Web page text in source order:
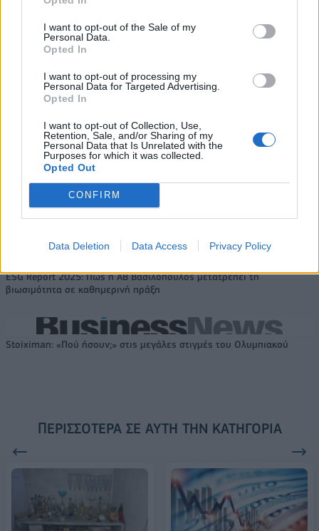
I want to opt-out of the Sale of my
Personal Data.
Opted In
I want to opt-out of processing my
Personal Data for Targeted Advertising.
Opted In
I want to opt-out of Collection, Use,
Retention, Sale, and/or Sharing of my
Personal Data that Is Unrelated with the
Purposes for which it was collected.
Opted Out
CONFIRM
Data Deletion Data Access Privacy Policy
Coca-Cola HBC: Άνοδος 11,4%
εξαμήνου – Στα 524,4 εκατ.
εξαμήνου, στα 138 εκατ. ευρώ
Η συμφωνία Arval-Athlon αναδιαμορφώνει την αγορά leasing
VW: Η δύσκολη εξίσωση της
αναδιάρθρωσης
άνοιξε τις πύλες του σε όλους
ESG Report 2025: Πώς η ΑΒ Βασιλόπουλος μετατρέπει τη
βιωσιμότητα σε καθημερινή πράξη
Stoiximan: «Πού ήσουν;» στις μεγάλες στιγμές του Ολυμπιακού
ΠΕΡΙΣΣΌΤΕΡΑ ΣΕ ΑΥΤΉ ΤΗΝ ΚΑΤΗΓΟΡΊΑ